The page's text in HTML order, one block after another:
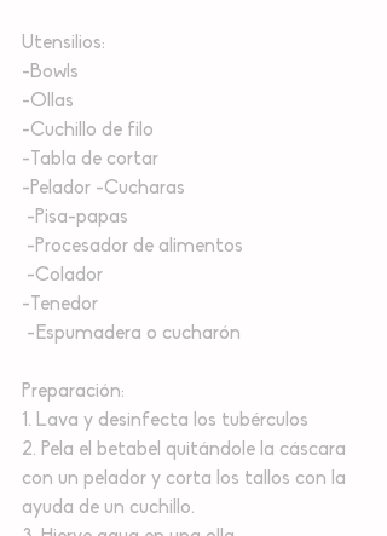
Utensilios:
-Bowls
-Ollas
-Cuchillo de filo
-Tabla de cortar
-Pelador -Cucharas
-Pisa-papas
-Procesador de alimentos
-Colador
-Tenedor
-Espumadera o cucharón
Preparación:
1. Lava y desinfecta los tubérculos
2. Pela el betabel quitándole la cáscara
con un pelador y corta los tallos con la
ayuda de un cuchillo.